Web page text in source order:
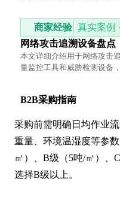
商家经验 真实案例
网络攻击追溯设备盘点
本文详细介绍用于网络攻击
量监控工具和威胁检测设备
B2B采购指南
采购前需明确日均作业
重量、环境温湿度等参
㎡）、B级（5吨/㎡）、
选择B级以上。